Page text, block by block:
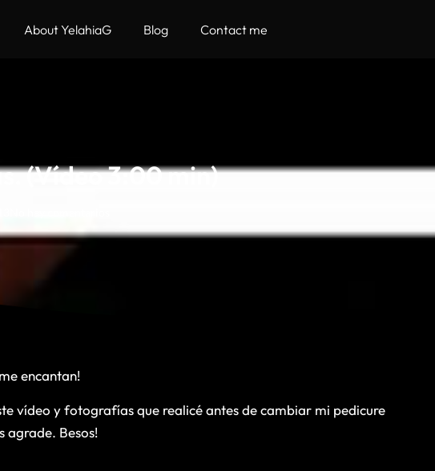
About YelahiaG Blog Contact me
(Vídeo 3:00 min)
encantan!
vídeo y fotografías que realicé antes de cambiar mi pedicure
agrade. Besos!